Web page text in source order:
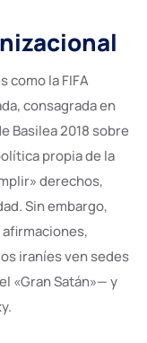
como la FIFA
consagrada en
Basilea 2018 sobre
propia de la
derechos,
Sin embargo,
iraníes ven sedes
«Gran Satán»— y